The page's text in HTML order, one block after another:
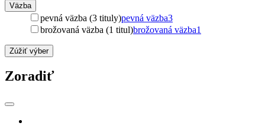
Väzba
pevná väzba (3 tituly)pevná väzba3
brožovaná väzba (1 titul)brožovaná väzba1
Zúžiť výber
Zoradiť